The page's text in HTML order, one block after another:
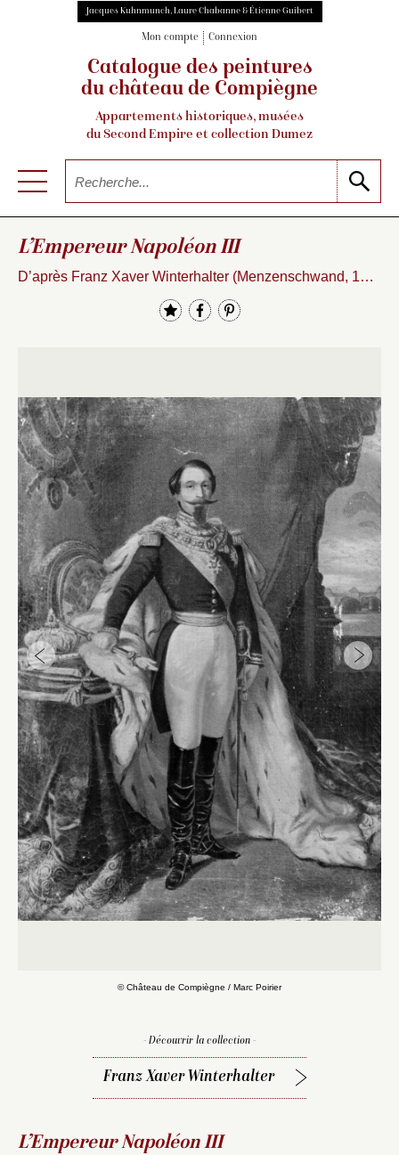
Jacques Kuhnmunch, Laure Chabanne & Étienne Guibert
Mon compte Connexion
Catalogue des peintures
du château de Compiègne
Appartements historiques, musées
du Second Empire et collection Dumez
L’Empereur Napoléon III
D’après Franz Xaver Winterhalter (Menzenschwand, 1805 – Francfort, 1873)
© Château de Compiègne / Marc Poirier
- Découvrir la collection -
Franz Xaver Winterhalter
L’Empereur Napoléon III